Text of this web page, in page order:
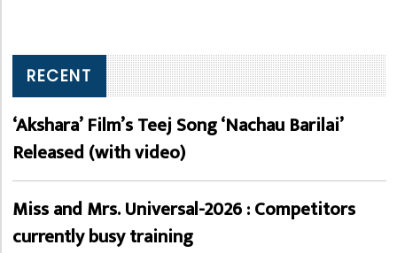
RECENT
‘Akshara’ Film’s Teej Song ‘Nachau Barilai’
Released (with video)
Miss and Mrs. Universal-2026 : Competitors
currently busy training